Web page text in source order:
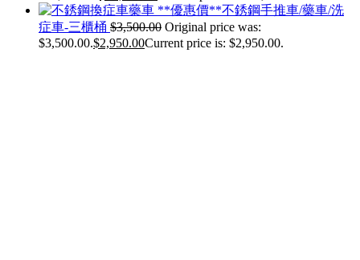
**優惠價**不銹鋼手推車/藥車/洗
症車-三櫃桶 $3,500.00 Original price was:
$3,500.00.$2,950.00Current price is: $2,950.00.